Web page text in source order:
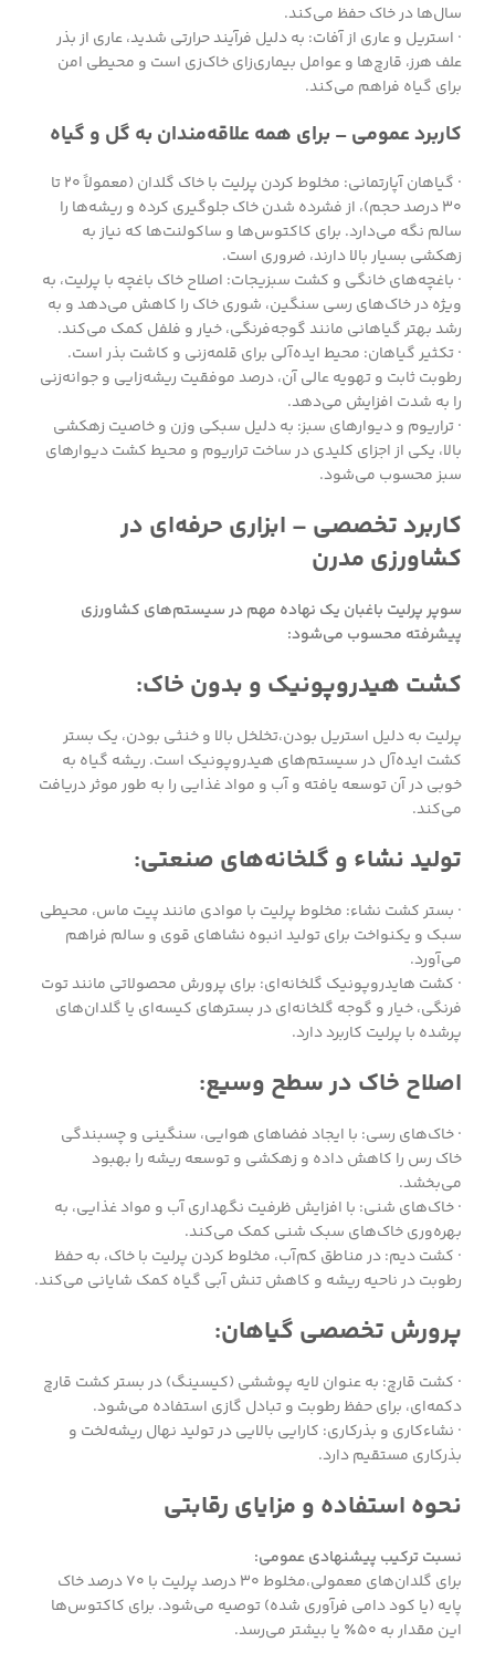
سال‌ها در خاک حفظ می‌کند.
· استریل و عاری از آفات: به دلیل فرآیند حرارتی شدید، عاری از بذر
علف هرز، قارچ‌ها و عوامل بیماری‌زای خاک‌زی است و محیطی امن
برای گیاه فراهم می‌کند.
کاربرد عمومی – برای همه علاقه‌مندان به گل و گیاه
· گیاهان آپارتمانی: مخلوط کردن پرلیت با خاک گلدان (معمولاً ۲۰ تا
۳۰ درصد حجم)، از فشرده شدن خاک جلوگیری کرده و ریشه‌ها را
سالم نگه می‌دارد. برای کاکتوس‌ها و ساکولنت‌ها که نیاز به
زهکشی بسیار بالا دارند، ضروری است.
· باغچه‌های خانگی و کشت سبزیجات: اصلاح خاک باغچه با پرلیت، به
ویژه در خاک‌های رسی سنگین، شوری خاک را کاهش می‌دهد و به
رشد بهتر گیاهانی مانند گوجه‌فرنگی، خیار و فلفل کمک می‌کند.
· تکثیر گیاهان: محیط ایده‌آلی برای قلمه‌زنی و کاشت بذر است.
رطوبت ثابت و تهویه عالی آن، درصد موفقیت ریشه‌زایی و جوانه‌زنی
را به شدت افزایش می‌دهد.
· تراریوم و دیوارهای سبز: به دلیل سبکی وزن و خاصیت زهکشی
بالا، یکی از اجزای کلیدی در ساخت تراریوم و محیط کشت دیوارهای
سبز محسوب می‌شود.
کاربرد تخصصی – ابزاری حرفه‌ای در
کشاورزی مدرن
سوپر پرلیت باغبان یک نهاده مهم در سیستم‌های کشاورزی
پیشرفته محسوب می‌شود:
کشت هیدروپونیک و بدون خاک:
پرلیت به دلیل استریل بودن،تخلخل بالا و خنثی بودن، یک بستر
کشت ایده‌آل در سیستم‌های هیدروپونیک است. ریشه گیاه به
خوبی در آن توسعه یافته و آب و مواد غذایی را به طور موثر دریافت
می‌کند.
تولید نشاء و گلخانه‌های صنعتی:
· بستر کشت نشاء: مخلوط پرلیت با موادی مانند پیت ماس، محیطی
سبک و یکنواخت برای تولید انبوه نشاهای قوی و سالم فراهم
می‌آورد.
· کشت هایدروپونیک گلخانه‌ای: برای پرورش محصولاتی مانند توت
فرنگی، خیار و گوجه گلخانه‌ای در بسترهای کیسه‌ای یا گلدان‌های
پرشده با پرلیت کاربرد دارد.
اصلاح خاک در سطح وسیع:
· خاک‌های رسی: با ایجاد فضاهای هوایی، سنگینی و چسبندگی
خاک رس را کاهش داده و زهکشی و توسعه ریشه را بهبود
می‌بخشد.
· خاک‌های شنی: با افزایش ظرفیت نگهداری آب و مواد غذایی، به
بهره‌وری خاک‌های سبک شنی کمک می‌کند.
· کشت دیم: در مناطق کم‌آب، مخلوط کردن پرلیت با خاک، به حفظ
رطوبت در ناحیه ریشه و کاهش تنش آبی گیاه کمک شایانی می‌کند.
پرورش تخصصی گیاهان:
· کشت قارچ: به عنوان لایه پوششی (کیسینگ) در بستر کشت قارچ
دکمه‌ای، برای حفظ رطوبت و تبادل گازی استفاده می‌شود.
· نشاءکاری و بذرکاری: کارایی بالایی در تولید نهال ریشه‌لخت و
بذرکاری مستقیم دارد.
نحوه استفاده و مزایای رقابتی
نسبت ترکیب پیشنهادی عمومی:
برای گلدان‌های معمولی،مخلوط ۳۰ درصد پرلیت با ۷۰ درصد خاک
پایه (یا کود دامی فرآوری شده) توصیه می‌شود. برای کاکتوس‌ها
این مقدار به ۵۰٪ یا بیشتر می‌رسد.